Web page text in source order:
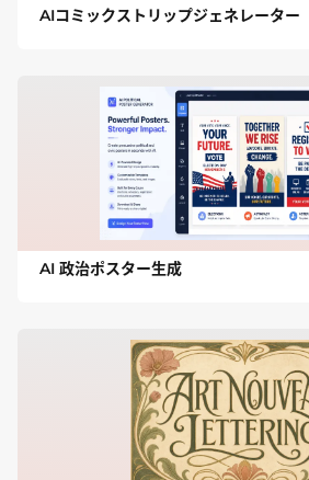
AIコミックストリップジェネレーター
AI 政治ポスター生成